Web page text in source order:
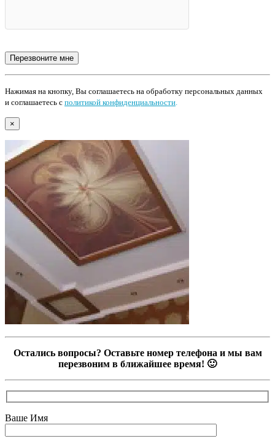
Нажимая на кнопку, Вы соглашаетесь на обработку персональных данных
и соглашаетесь с политикой конфиденциальности
×
Остались вопросы? Оставьте номер телефона и мы вам
перезвоним в ближайшее время! 🙂
Ваше Имя